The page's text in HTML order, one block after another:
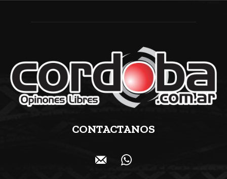
CONTACTANOS